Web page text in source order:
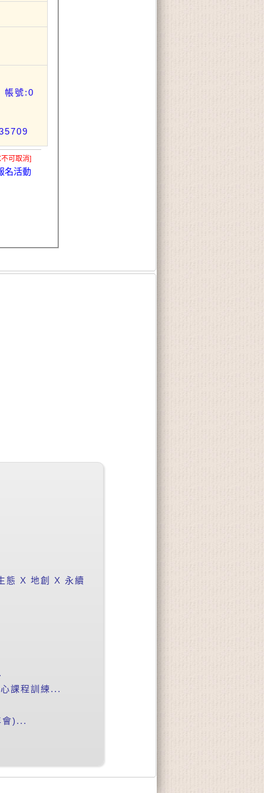
帳號:0
可取消]
名活動
態 X 地創 X 永續
課程訓練...
)...